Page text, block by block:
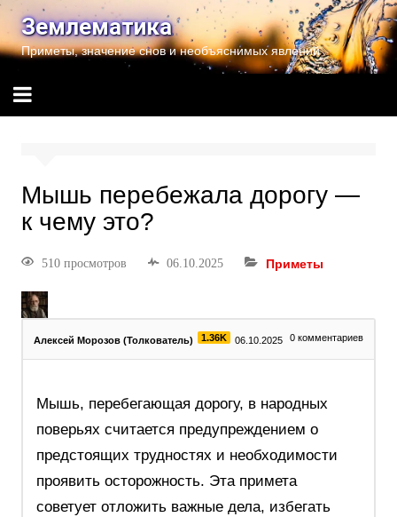
Землематика
Приметы, значение снов и необъяснимых явлений
Мышь перебежала дорогу —
к чему это?
510 просмотров 06.10.2025 Приметы
Алексей Морозов (Толкователь) 1.36K 06.10.2025 0 комментариев
Мышь, перебегающая дорогу, в народных
поверьях считается предупреждением о
предстоящих трудностях и необходимости
проявить осторожность. Эта примета
советует отложить важные дела, избегать